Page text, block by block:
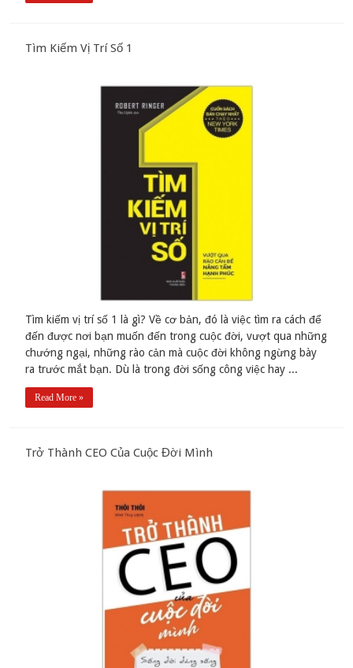
Tìm Kiếm Vị Trí Số 1
Tìm kiếm vị trí số 1 là gì? Về cơ bản, đó là việc tìm ra cách để
đến được nơi bạn muốn đến trong cuộc đời, vượt qua những
chướng ngại, những rào cản mà cuộc đời không ngừng bày
ra trước mắt bạn. Dù là trong đời sống công việc hay ...
Read More »
Trở Thành CEO Của Cuộc Đời Mình